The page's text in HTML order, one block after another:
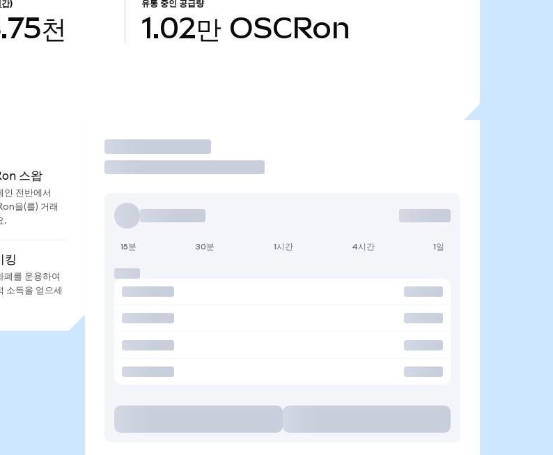
)
천
유통 중인 공급량
1.02만 OSCRon
스왑
인 전반에서
을(를) 거래
.
킹
폐를 운용하여
소득을 얻으세
거래
15분 30분 1시간 4시간 1일